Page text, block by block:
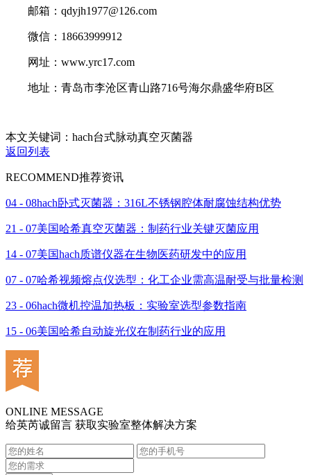
邮箱：qdyjh1977@126.com
微信：18663999912
网址：www.yrc17.com
地址：青岛市李沧区青山路716号海尔鼎盛华府B区
本文关键词：hach台式脉动真空灭菌器
返回列表
RECOMMEND推荐资讯
04 - 08hach卧式灭菌器：316L不锈钢腔体耐腐蚀结构优势
21 - 07美国哈希真空灭菌器：制药行业关键灭菌应用
14 - 07美国hach质谱仪器在生物医药研发中的应用
07 - 07哈希视频熔点仪选型：化工企业需高温耐受与批量检测
23 - 06hach微机控温加热板：实验室选型参数指南
15 - 06美国哈希自动旋光仪在制药行业的应用
ONLINE MESSAGE
给英芮诚留言 获取实验室整体解决方案